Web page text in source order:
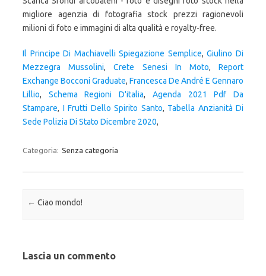
Il Principe Di Machiavelli Spiegazione Semplice,Giulino Di
Mezzegra Mussolini,Crete Senesi In Moto,Report
Exchange Bocconi Graduate, Francesca De André E Gennaro
Lillio, Schema Regioni D'italia, Agenda 2021 Pdf Da
Stampare, I Frutti Dello Spirito Santo, Tabella Anzianità Di
Sede Polizia Di Stato Dicembre 2020,
Categoria: Senza categoria
Navigazione articolo
← Ciao mondo!
Lascia un commento